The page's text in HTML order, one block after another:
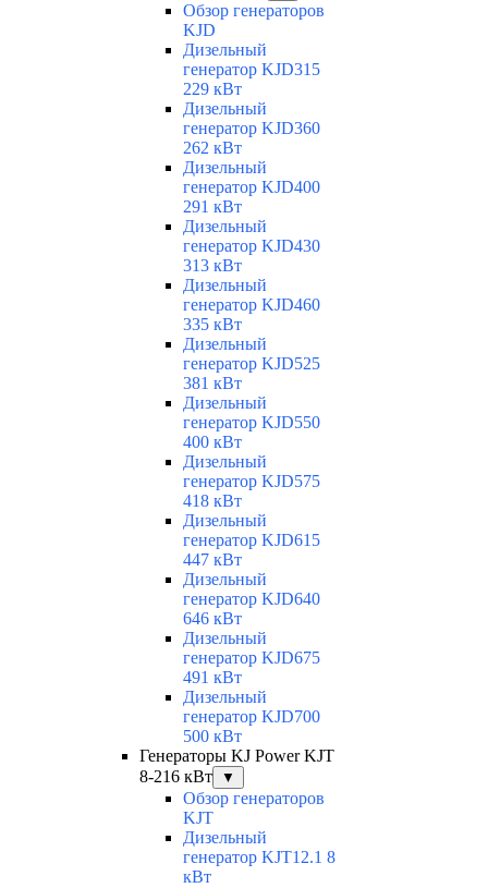
Обзор генераторов
KJD
Дизельный
генератор KJD315
229 кВт
Дизельный
генератор KJD360
262 кВт
Дизельный
генератор KJD400
291 кВт
Дизельный
генератор KJD430
313 кВт
Дизельный
генератор KJD460
335 кВт
Дизельный
генератор KJD525
381 кВт
Дизельный
генератор KJD550
400 кВт
Дизельный
генератор KJD575
418 кВт
Дизельный
генератор KJD615
447 кВт
Дизельный
генератор KJD640
646 кВт
Дизельный
генератор KJD675
491 кВт
Дизельный
генератор KJD700
500 кВт
Генераторы KJ Power KJT
8-216 кВт
▼
Обзор генераторов
KJT
Дизельный
генератор KJT12.1 8
кВт